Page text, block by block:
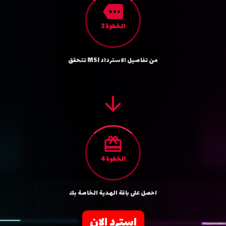
more
3 الخطوة
تتحقق MSI من تفاصیل الاسترداد
arrow_forward
card_giftcard
4 الخطوة
احصل على باقة الھدیة الخاصة بك